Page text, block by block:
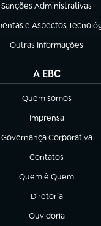
Sanções Administrativas
(abre em nova aba)
e Aspectos
nova aba)
Outras Informações
(abre em nova aba)
A EBC
Quem somos
(abre em nova aba)
Imprensa
(abre em nova aba)
Governança Corporativa
(abre em nova aba)
Contatos
(abre em nova aba)
Quem é Quem
(abre em nova aba)
Diretoria
(abre em nova aba)
Ouvidoria
(abre em nova aba)